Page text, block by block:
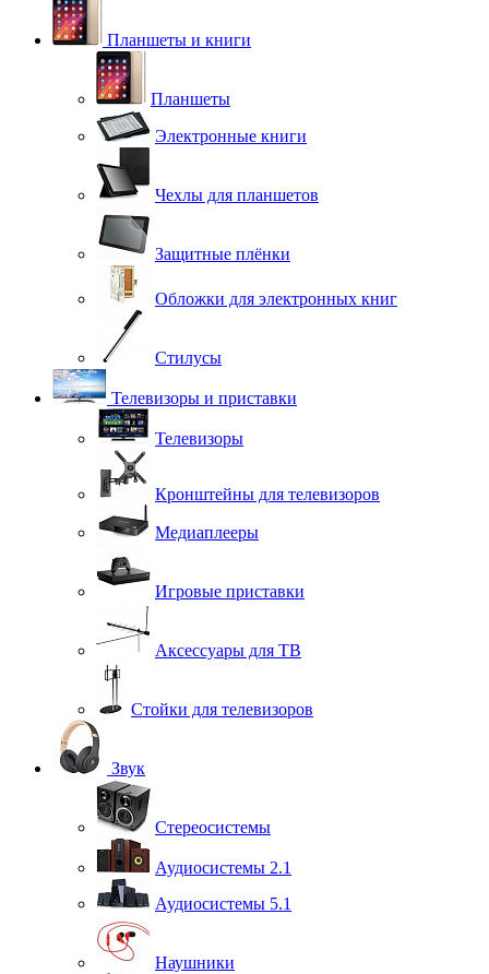
Планшеты и книги
Планшеты
Электронные книги
Чехлы для планшетов
Защитные плёнки
Обложки для электронных книг
Стилусы
Телевизоры и приставки
Телевизоры
Кронштейны для телевизоров
Медиаплееры
Игровые приставки
Аксессуары для ТВ
Стойки для телевизоров
Звук
Стереосистемы
Аудиосистемы 2.1
Аудиосистемы 5.1
Наушники